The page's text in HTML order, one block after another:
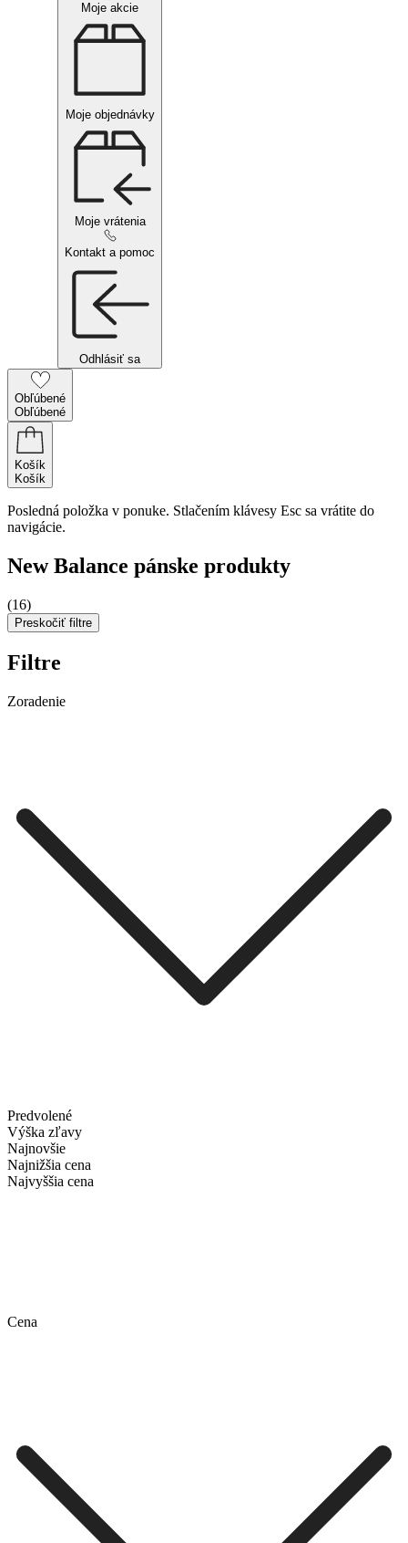
Moje akcie
Moje objednávky
Moje vrátenia
Kontakt a pomoc
Odhlásiť sa
Obľúbené
Obľúbené
Košík
Košík
Posledná položka v ponuke. Stlačením klávesy Esc sa vrátite do
navigácie.
New Balance pánske produkty
(16)
Preskočiť filtre
Filtre
Zoradenie
Predvolené
Výška zľavy
Najnovšie
Najnižšia cena
Najvyššia cena
Cena